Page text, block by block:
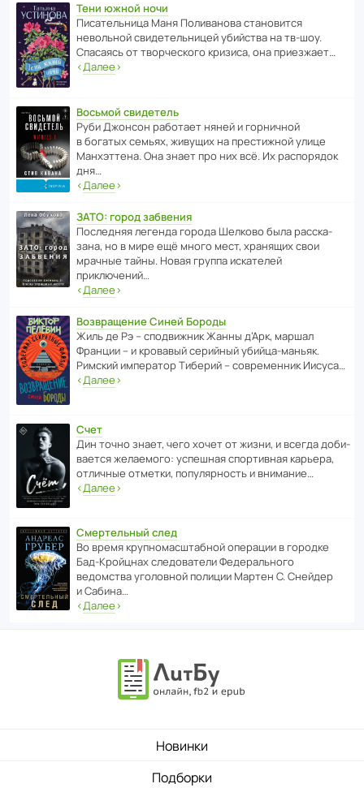
Тени южной ночи
Писа­тель­ница Маня Поли­ва­нова стано­вится
невольной свиде­тель­ницей убийства на тв-шоу.
Спасаясь от твор­че­с­кого кризиса, она приезжает…
‹Далее›
Восьмой свидетель
Руби Джонсон рабо­тает няней и горни­чной
в богатых семьях, живущих на прес­ти­жной улице
Манх­эт­тена. Она знает про них всё. Их распо­рядок
дня…
‹Далее›
ЗАТО: город забвения
После­дняя легенда города Шелково была расска­
зана, но в мире ещё много мест, хранящих свои
мрачные тайны. Новая группа иска­телей
приключений…
‹Далее›
Возвращение Синей Бороды
Жиль де Рэ – спод­ви­жник Жанны д’Арк, маршал
Франции – и кровавый серийный убийца-маньяк.
Римский импе­ратор Тиберий – совре­менник Иисуса…
‹Далее›
Счет
Дин точно знает, чего хочет от жизни, и всегда доби­
ва­ется жела­е­мого: успе­шная спор­ти­вная карьера,
отли­чные отметки, попу­ля­р­ность и внимание…
‹Далее›
Смертельный след
Во время круп­но­мас­ш­та­бной операции в городке
Бад‑Крой­цнах следо­ва­тели Феде­раль­ного
ведомства уголо­вной полиции Мартен С. Снейдер
и Сабина…
‹Далее›
Новинки
Подборки